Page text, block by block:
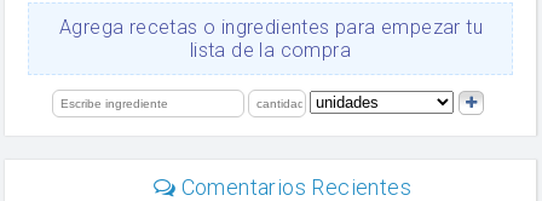
Ajos
salsa de soja
limón
Agrega recetas o ingredientes para empezar tu
lista de la compra
Comentarios Recientes